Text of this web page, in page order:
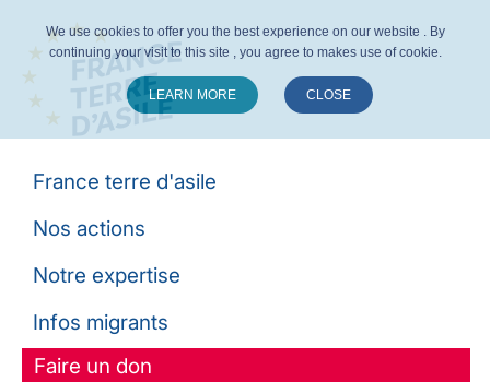
France terre d'asile
Nos actions
Notre expertise
Infos migrants
Faire un don
We use cookies to offer you the best experience on our website . By
continuing your visit to this site , you agree to makes use of cookie.
LEARN MORE CLOSE